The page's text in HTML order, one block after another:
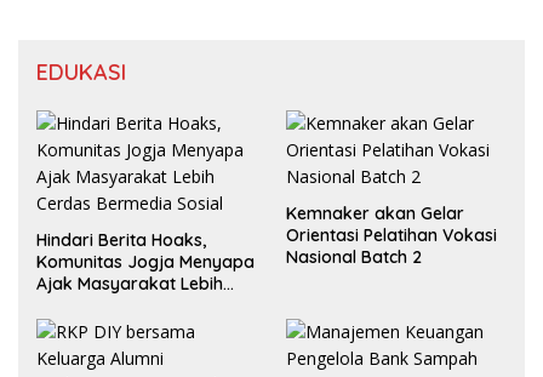
EDUKASI
Hindari Berita Hoaks,
Komunitas Jogja Menyapa
Ajak Masyarakat Lebih
Kemnaker akan Gelar
Orientasi Pelatihan Vokasi
Nasional Batch 2